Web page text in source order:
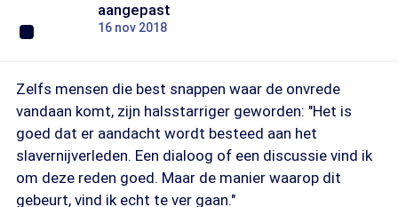
aangepast
16 nov 2018
Zelfs mensen die best snappen waar de onvrede
vandaan komt, zijn halsstarriger geworden: "Het is
goed dat er aandacht wordt besteed aan het
slavernijverleden. Een dialoog of een discussie vind ik
om deze reden goed. Maar de manier waarop dit
gebeurt, vind ik echt te ver gaan."